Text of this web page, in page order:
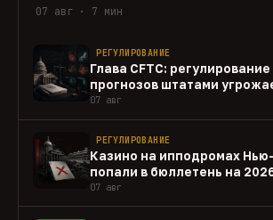
07 авг · 7 мин
РЕГУЛИРОВАНИЕ
Глава CFTC:
прогнозов штатами
федеральному рынку
07 авг
РЕГУЛИРОВАНИЕ
Казино на ипподромах
попали в бюллетень на
07 авг